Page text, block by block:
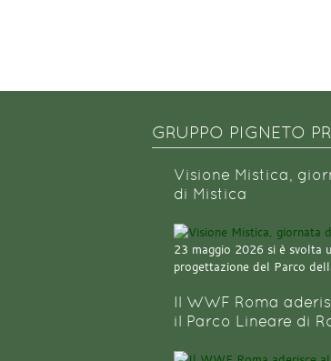
GRUPPO PIGNETO
Visione Mistica,
di Mistica
23 maggio 2026 si è svolta
progettazione del Parco
Il WWF Roma
il Parco Lineare di